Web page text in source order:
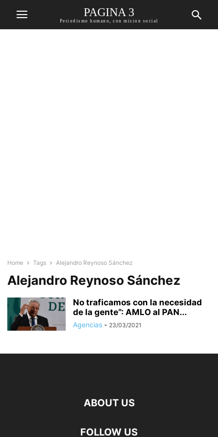
PAGINA 3
Periodismo humano, con mision social
Home Tags Alejandro Reynoso Sánchez
Alejandro Reynoso Sánchez
No traficamos con la necesidad
de la gente”: AMLO al PAN...
Agencias - 23/03/2021
ABOUT US
FOLLOW US